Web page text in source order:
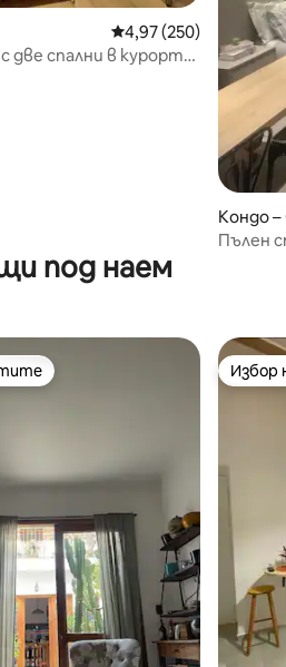
отзива
Средна оценка: 4,97
4,97 (250)
спални в курорт
Кондо –
Пълен
под наем
отзива
Избор
Избор